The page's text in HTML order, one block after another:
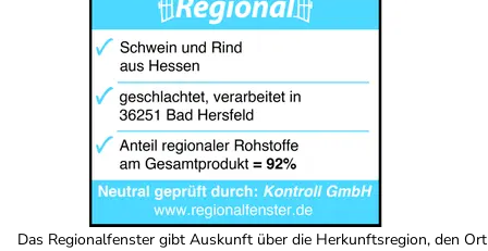
Das Regionalfenster gibt Auskunft über die Herkunftsregion, den